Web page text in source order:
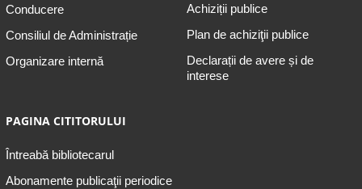
Conducere
Consiliul de Administrație
Organizare internă
Achiziții publice
Plan de achiziţii publice
Declarații de avere și de
interese
PAGINA CITITORULUI
Întreabă bibliotecarul
Abonamente publicaţii periodice